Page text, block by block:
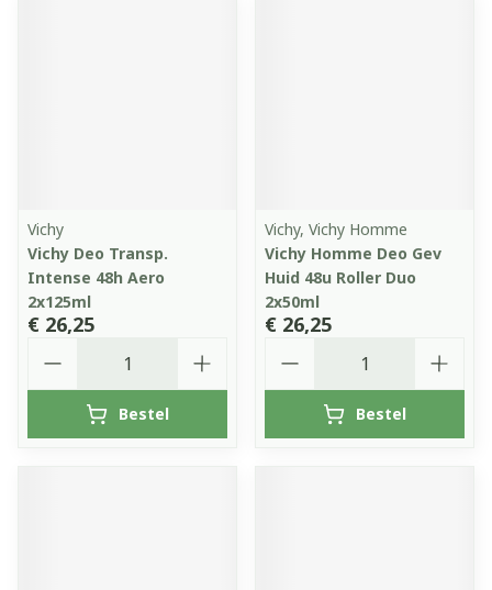
Vichy
Vichy Deo Transp.
Intense 48h Aero
2x125ml
€ 26,25
Bestel
Vichy, Vichy Homme
Vichy Homme Deo Gev
Huid 48u Roller Duo
2x50ml
€ 26,25
Bestel